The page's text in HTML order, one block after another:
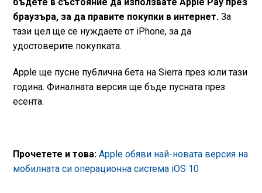
браузъра, за да правите покупки в интернет.За
тази цел ще се нуждаете от iPhone, за да
удостоверите покупката.
Apple ще пусне публична бета на Sierra през юли тази
година. Финалната версия ще бъде пусната през
есента.
Прочетете и това: Apple обяви най-новата версия на
мобилната си операционна система iOS 10